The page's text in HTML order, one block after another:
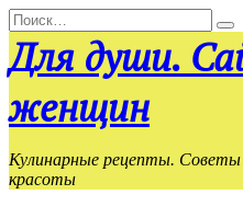
Перейти
к
содержанию
Search
for:
Для души.
женщин
Кулинарные рецепты. Советы
красоты